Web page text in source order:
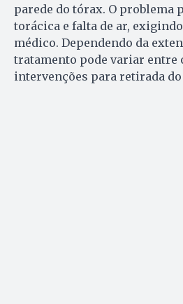
parede do tórax. O problema
torácica e falta de ar,
médico. Dependendo da
tratamento pode variar entre
intervenções para retirada